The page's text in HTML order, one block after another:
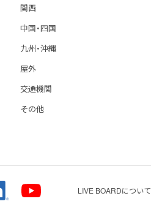
関西
中国・四国
九州・沖縄
屋外
交通機関
その他
LIVE BOARDについて